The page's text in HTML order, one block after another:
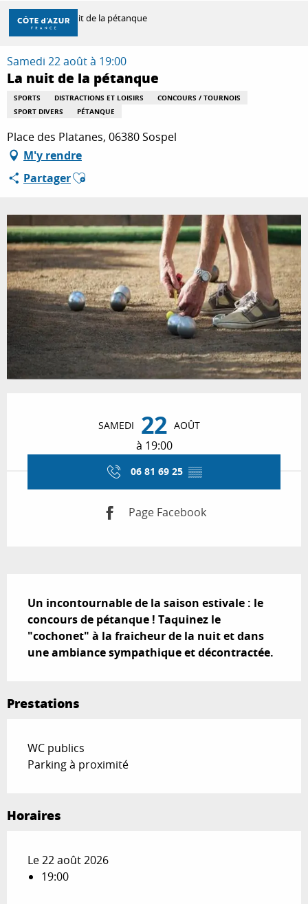
Aller
contenu
principal
DÉCOUVRIR
À FAIRE
SÉJOURNER
Accueil La nuit de la pétanque
Samedi 22 août à 19:00
La nuit de la pétanque
SPORTS DISTRACTIONS ET LOISIRS
CONCOURS / TOURNOIS
SPORT DIVERS
PÉTANQUE
Place des Platanes, 06380 Sospel
M'y rendre
PartagerAjouter aux favoris
SAMEDI 22 AOÛT
à 19:00
06 81 69 25 ▒▒
Page Facebook
Un incontournable de la saison estivale : le
concours de pétanque ! Taquinez le
"cochonet" à la fraicheur de la nuit et dans
une ambiance sympathique et décontractée.
Prestations
WC publics
Parking à proximité
Horaires
Le 22 août 2026
19:00